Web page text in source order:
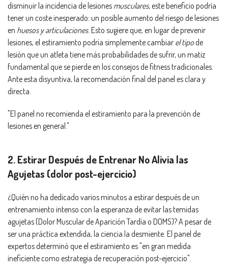
disminuir la incidencia de lesiones musculares, este beneficio podría
tener un coste inesperado: un posible aumento del riesgo de lesiones
en huesos y articulaciones. Esto sugiere que, en lugar de prevenir
lesiones, el estiramiento podría simplemente cambiar el tipode
lesión que un atleta tiene más probabilidades de sufrir, un matiz
fundamental que se pierde en los consejos de fitness tradicionales.
Ante esta disyuntiva, la recomendación final del panel es clara y
directa.
"El panel no recomienda el estiramiento para la prevención de
lesiones en general."
2. Estirar Después de Entrenar No Alivia las
Agujetas (dolor post-ejercicio)
¿Quién no ha dedicado varios minutos a estirar después de un
entrenamiento intenso con la esperanza de evitar las temidas
agujetas (Dolor Muscular de Aparición Tardía o DOMS)? A pesar de
ser una práctica extendida, la ciencia la desmiente. El panel de
expertos determinó que el estiramiento es "en gran medida
ineficiente como estrategia de recuperación post-ejercicio".